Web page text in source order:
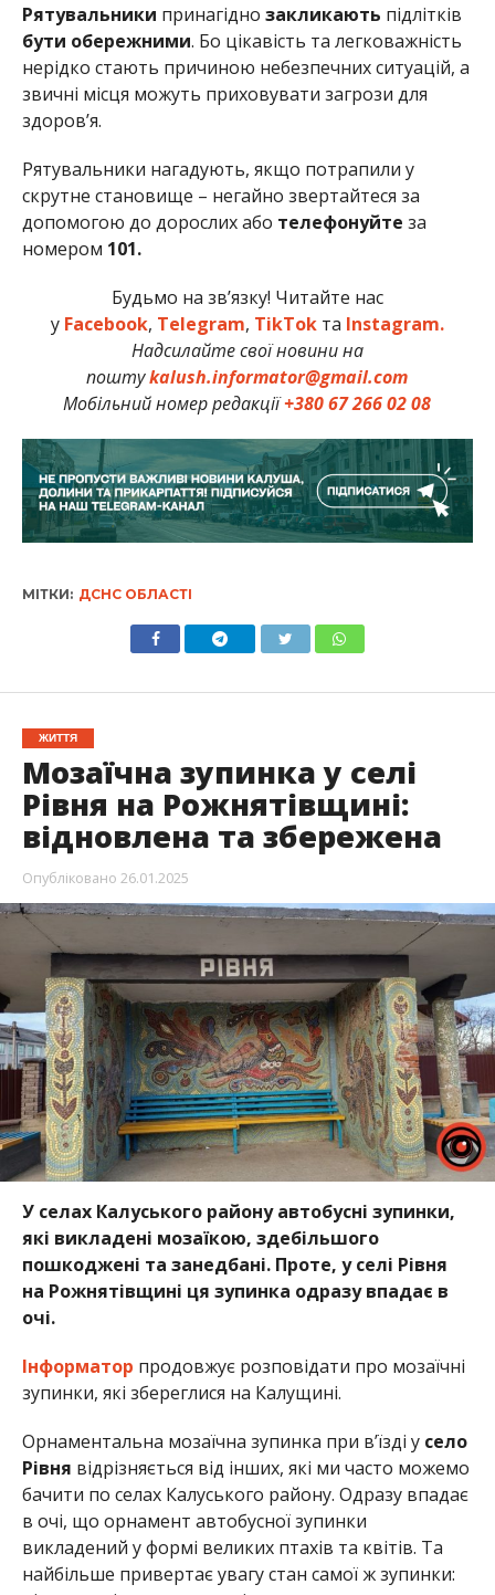
Рятувальники принагідно закликають підлітків
бути обережними. Бо цікавість та легковажність
нерідко стають причиною небезпечних ситуацій, а
звичні місця можуть приховувати загрози для
здоров’я.
Рятувальники нагадують, якщо потрапили у
скрутне становище – негайно звертайтеся за
допомогою до дорослих або телефонуйте за
номером 101.
Будьмо на зв’язку! Читайте нас
у Facebook, Telegram, TikTokта Instagram.
Надсилайте свої новини на
поштуkalush.informator@gmail.com
Мобільний номер редакції+380 67 266 02 08
МІТКИ: ДСНС ОБЛАСТІ
ЖИТТЯ
Мозаїчна зупинка у селі
Рівня на Рожнятівщині:
відновлена та збережена
Опубліковано 26.01.2025
У селах Калуського району автобусні зупинки,
які викладені мозаїкою, здебільшого
пошкоджені та занедбані. Проте, у селі Рівня
на Рожнятівщині ця зупинка одразу впадає в
очі.
Інформатор продовжує розповідати про мозаїчні
зупинки, які збереглися на Калущині.
Орнаментальна мозаїчна зупинка при в’їзді у село
Рівня відрізняється від інших, які ми часто можемо
бачити по селах Калуського району. Одразу впадає
в очі, що орнамент автобусної зупинки
викладений у формі великих птахів та квітів. Та
найбільше привертає увагу стан самої ж зупинки: